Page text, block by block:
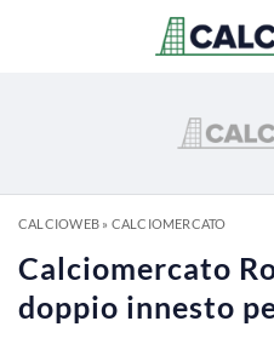
CALCIOWEB» CALCIOMERCATO
Calciomercato
doppio innesto